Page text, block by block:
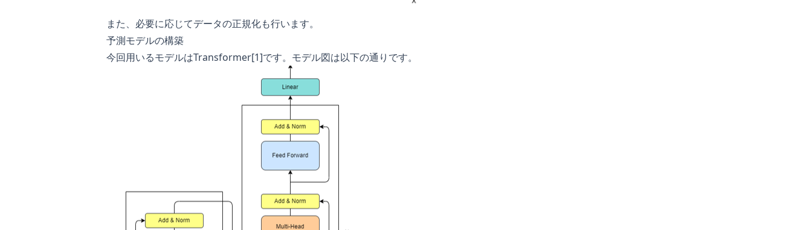
また、必要に応じてデータの正規化も行います。
予測モデルの構築
今回用いるモデルはTransformer[1]です。モデル図は以下の通りです。